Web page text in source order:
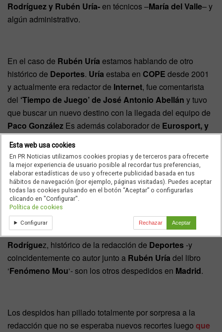
Rodríguez y Rubén Uría-en técnicos –María del Valle– y
algún administrativo.
En el caso de Rubén Uría estamos hablando de otro
histórico de Deportes. Uría estaba en COPE desde 2001
y actualmente era redactor de Internet, fue comentarista
del ‘Tiempo de Juego’ de José Antonio Abellán y tuvo
que buscar un nuevo destino con la llegada del equipo de
Paco González Es además colaborador de Eurosport, y
‘Estudio Estadio’ y ‘Desafío Champions’ de
Teledeporte.
Por su parte,María del Vallees técnico de sonido de gran
antigüedad en la emisora.
jefe,Teresa Velayos, subdirectora de COPE 3D, Miryam
Ponte, redactora de ‘La Noche’ y Juanma
Rodríguez, histórico de la redacción de Deportes -y
coincidentemente co autor junto a Rubén Uría del libro
‘Fenómeno Mou‘- son los otros despedidos en Madrid.
Los despidos han pillado totalmente por sorpresa a la
redacción que no se esperaba nuevos recortes luego que
Esta web usa cookies
En PR Noticias utilizamos cookies propias y de terceros para ofrecerte
la mejor experiencia de usuario posible al recordar tus preferencias,
elaborar estadísticas de uso y ofrecerte publicidad basada en tus
hábitos de navegación (por ejemplo, páginas visitadas). Puedes aceptar
todas las cookies pulsando en el botón “Aceptar” o configurarlas
clicando en "Configurar".
Política de cookies
Configurar Rechazar Aceptar